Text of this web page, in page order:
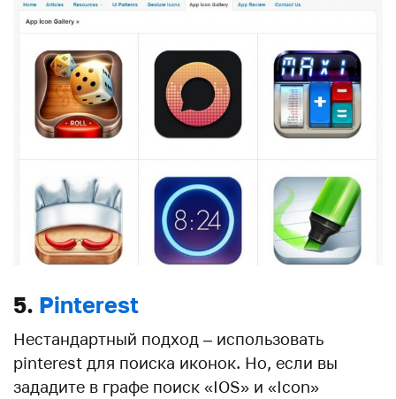
5. Pinterest
Нестандартный подход – использовать
pinterest для поиска иконок. Но, если вы
зададите в графе поиск «IOS» и «Icon»